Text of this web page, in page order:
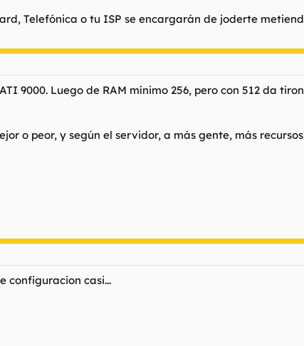
Telefónica o tu ISP se encargarán de joderte
9000. Luego de RAM mínimo 256, pero con 512 da
o peor, y según el servidor, a más gente, más
configuracion casi...